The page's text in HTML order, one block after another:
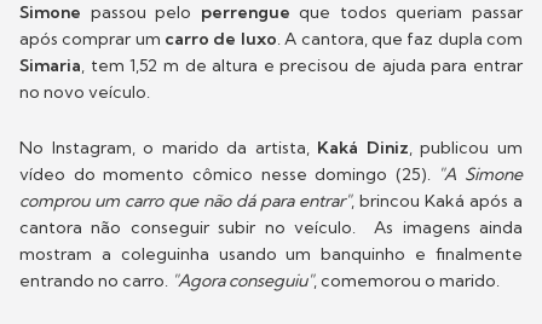
Simone passou pelo perrengue que todos queriam passar
após comprar um carro de luxo. A cantora, que faz dupla com
Simaria, tem 1,52 m de altura e precisou de ajuda para entrar
no novo veículo.
No Instagram, o marido da artista,Kaká Diniz, publicou um
vídeo do momento cômico nesse domingo (25)."A Simone
comprou um carro que não dá para entrar", brincou Kaká após a
cantora não conseguir subir no veículo. As imagens ainda
mostram a coleguinha usando um banquinho e finalmente
entrando no carro. "Agora conseguiu", comemorou o marido.